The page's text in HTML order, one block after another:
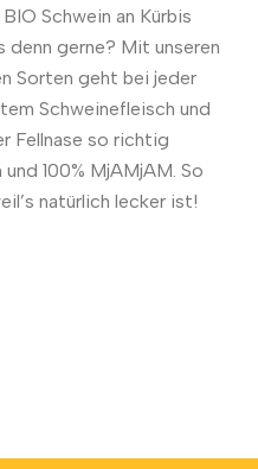
Schwein an Kürbis
denn gerne? Mit unseren
Sorten geht bei jeder
Schweinefleisch und
Fellnase so richtig
100% MjAMjAM. So
natürlich lecker ist!